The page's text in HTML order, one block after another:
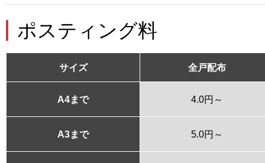
ポスティング料
サイズ 全戸配布
A4まで 4.0円～
A3まで 5.0円～